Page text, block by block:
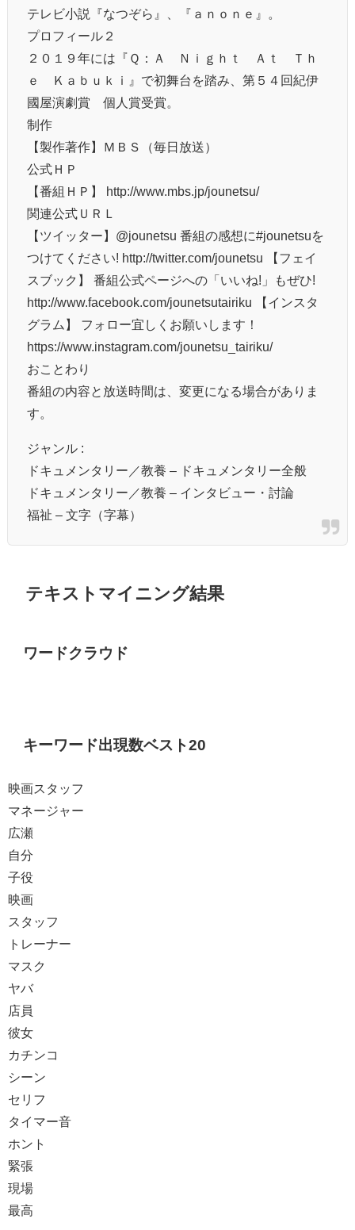
テレビ小説『なつぞら』、『ａｎｏｎｅ』。
プロフィール２
２０１９年には『Ｑ：Ａ Ｎｉｇｈｔ Ａｔ Ｔｈ
ｅ Ｋａｂｕｋｉ』で初舞台を踏み、第５４回紀伊
國屋演劇賞 個人賞受賞。
制作
【製作著作】ＭＢＳ（毎日放送）
公式ＨＰ
【番組ＨＰ】 http://www.mbs.jp/jounetsu/
関連公式ＵＲＬ
【ツイッター】@jounetsu 番組の感想に#jounetsuを
つけてください! http://twitter.com/jounetsu 【フェイ
スブック】 番組公式ページへの「いいね!」もぜひ!
http://www.facebook.com/jounetsutairiku 【インスタ
グラム】 フォロー宜しくお願いします！
https://www.instagram.com/jounetsu_tairiku/
おことわり
番組の内容と放送時間は、変更になる場合がありま
す。
ジャンル :
ドキュメンタリー／教養 – ドキュメンタリー全般
ドキュメンタリー／教養 – インタビュー・討論
福祉 – 文字（字幕）
テキストマイニング結果
ワードクラウド
キーワード出現数ベスト20
映画スタッフ
マネージャー
広瀬
自分
子役
映画
スタッフ
トレーナー
マスク
ヤバ
店員
彼女
カチンコ
シーン
セリフ
タイマー音
ホント
緊張
現場
最高